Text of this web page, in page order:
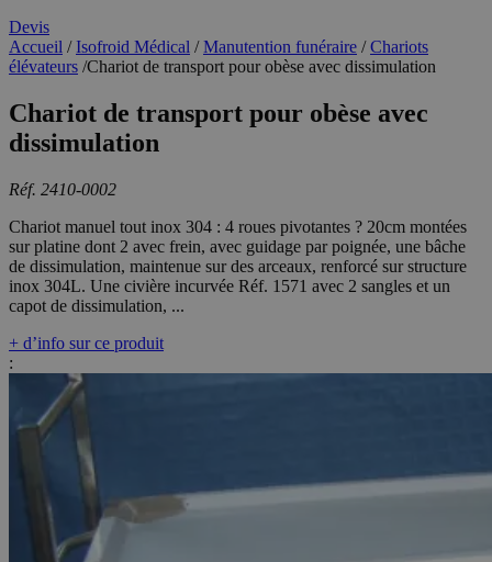
Devis
Accueil /Isofroid Médical /Manutention funéraire /Chariots
élévateurs /Chariot de transport pour obèse avec dissimulation
Chariot de transport pour obèse avec
dissimulation
Réf. 2410-0002
Chariot manuel tout inox 304 : 4 roues pivotantes ? 20cm montées
sur platine dont 2 avec frein, avec guidage par poignée, une bâche
de dissimulation, maintenue sur des arceaux, renforcé sur structure
inox 304L. Une civière incurvée Réf. 1571 avec 2 sangles et un
capot de dissimulation, ...
+ d’info sur ce produit
: